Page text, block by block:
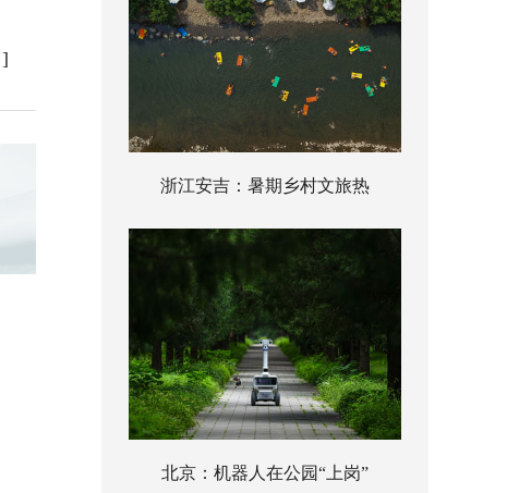
]
浙江安吉：暑期乡村文旅热
北京：机器人在公园“上岗”